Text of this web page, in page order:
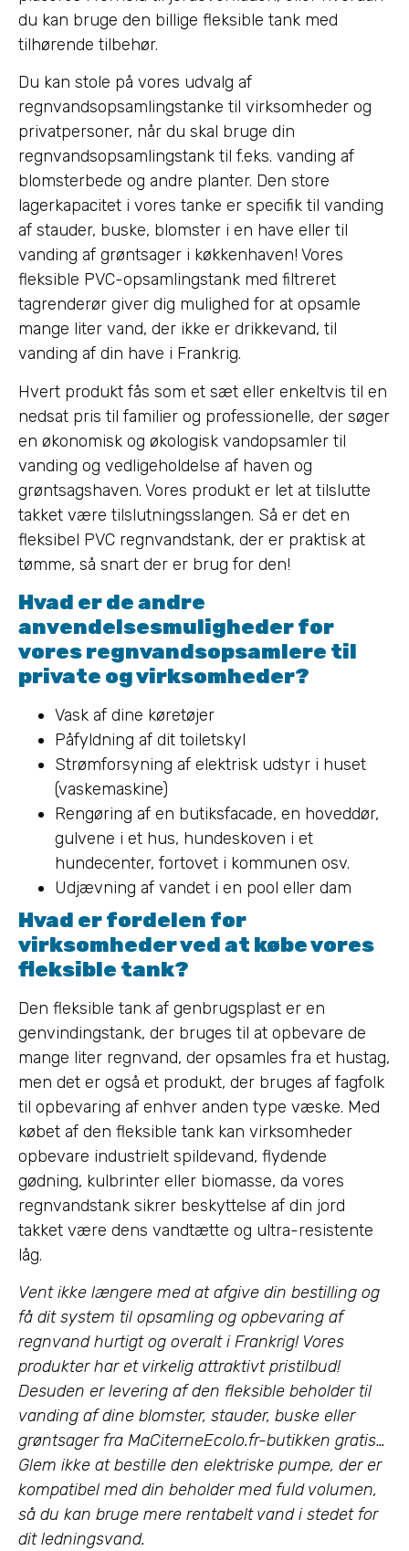
du kan bruge den billige fleksible tank med
tilhørende tilbehør.
Du kan stole på vores udvalg af
regnvandsopsamlingstanke til virksomheder og
privatpersoner, når du skal bruge din
regnvandsopsamlingstank til f.eks. vanding af
blomsterbede og andre planter. Den store
lagerkapacitet i vores tanke er specifik til vanding
af stauder, buske, blomster i en have eller til
vanding af grøntsager i køkkenhaven! Vores
fleksible PVC-opsamlingstank med filtreret
tagrenderør giver dig mulighed for at opsamle
mange liter vand, der ikke er drikkevand, til
vanding af din have i Frankrig.
Hvert produkt fås som et sæt eller enkeltvis til en
nedsat pris til familier og professionelle, der søger
en økonomisk og økologisk vandopsamler til
vanding og vedligeholdelse af haven og
grøntsagshaven. Vores produkt er let at tilslutte
takket være tilslutningsslangen. Så er det en
fleksibel PVC regnvandstank, der er praktisk at
tømme, så snart der er brug for den!
Hvad er de andre
anvendelsesmuligheder for
vores regnvandsopsamlere til
private og virksomheder?
Vask af dine køretøjer
Påfyldning af dit toiletskyl
Strømforsyning af elektrisk udstyr i huset
(vaskemaskine)
Rengøring af en butiksfacade, en hoveddør,
gulvene i et hus, hundeskoven i et
hundecenter, fortovet i kommunen osv.
Udjævning af vandet i en pool eller dam
Hvad er fordelen for
virksomheder ved at købe vores
fleksible tank?
Den fleksible tank af genbrugsplast er en
genvindingstank, der bruges til at opbevare de
mange liter regnvand, der opsamles fra et hustag,
men det er også et produkt, der bruges af fagfolk
til opbevaring af enhver anden type væske. Med
købet af den fleksible tank kan virksomheder
opbevare industrielt spildevand, flydende
gødning, kulbrinter eller biomasse, da vores
regnvandstank sikrer beskyttelse af din jord
takket være dens vandtætte og ultra-resistente
låg.
Vent ikke længere med at afgive din bestilling og
få dit system til opsamling og opbevaring af
regnvand hurtigt og overalt i Frankrig! Vores
produkter har et virkelig attraktivt pristilbud!
Desuden er levering af den fleksible beholder til
vanding af dine blomster, stauder, buske eller
grøntsager fra MaCiterneEcolo.fr-butikken gratis…
Glem ikke at bestille den elektriske pumpe, der er
kompatibel med din beholder med fuld volumen,
så du kan bruge mere rentabelt vand i stedet for
dit ledningsvand.